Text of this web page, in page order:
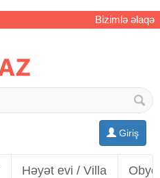
Bizimlə əlaqə
Giriş
Həyət evi / Villa